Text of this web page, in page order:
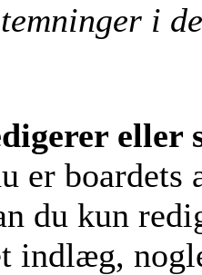
i
eller
er
du kun
indlæg,